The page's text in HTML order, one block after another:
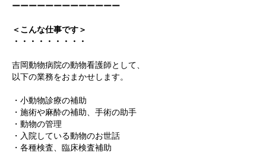
ーーーーーーーーーーーーー
＜こんな仕事です＞
・・・・・・・・・
吉岡動物病院の動物看護師として、
以下の業務をおまかせします。
・小動物診療の補助
・施術や麻酔の補助、手術の助手
・動物の管理
・入院している動物のお世話
・各種検査、臨床検査補助